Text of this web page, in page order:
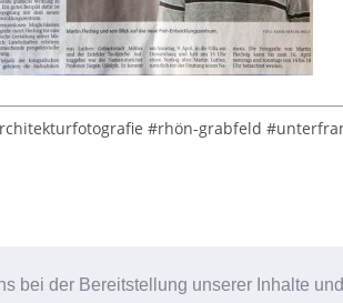
bei der Bereitstellung unserer Inhalte
#rhön-grabfeld
by Designers Inn